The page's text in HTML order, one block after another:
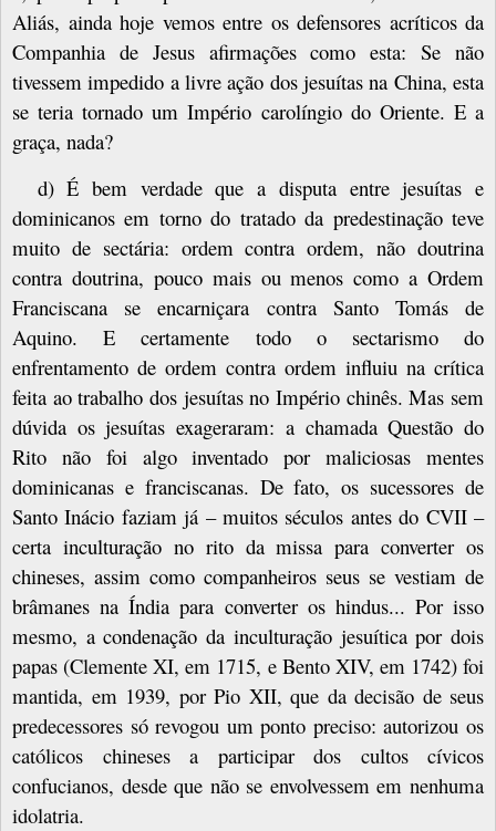
Aliás, ainda hoje vemos entre os defensores acríticos da
Companhia de Jesus afirmações como esta: Se não
tivessem impedido a livre ação dos jesuítas na China, esta
se teria tornado um Império carolíngio do Oriente. E a
graça, nada?
d) É bem verdade que a disputa entre jesuítas e
dominicanos em torno do tratado da predestinação teve
muito de sectária: ordem contra ordem, não doutrina
contra doutrina, pouco mais ou menos como a Ordem
Franciscana se encarniçara contra Santo Tomás de
Aquino. E certamente todo o sectarismo do
enfrentamento de ordem contra ordem influiu na crítica
feita ao trabalho dos jesuítas no Império chinês. Mas sem
dúvida os jesuítas exageraram: a chamada Questão do
Rito não foi algo inventado por maliciosas mentes
dominicanas e franciscanas. De fato, os sucessores de
Santo Inácio faziam já – muitos séculos antes do CVII –
certa inculturação no rito da missa para converter os
chineses, assim como companheiros seus se vestiam de
brâmanes na Índia para converter os hindus... Por isso
mesmo, a condenação da inculturação jesuítica por dois
papas (Clemente XI, em 1715, e Bento XIV, em 1742) foi
mantida, em 1939, por Pio XII, que da decisão de seus
predecessores só revogou um ponto preciso: autorizou os
católicos chineses a participar dos cultos cívicos
confucianos, desde que não se envolvessem em nenhuma
idolatria.